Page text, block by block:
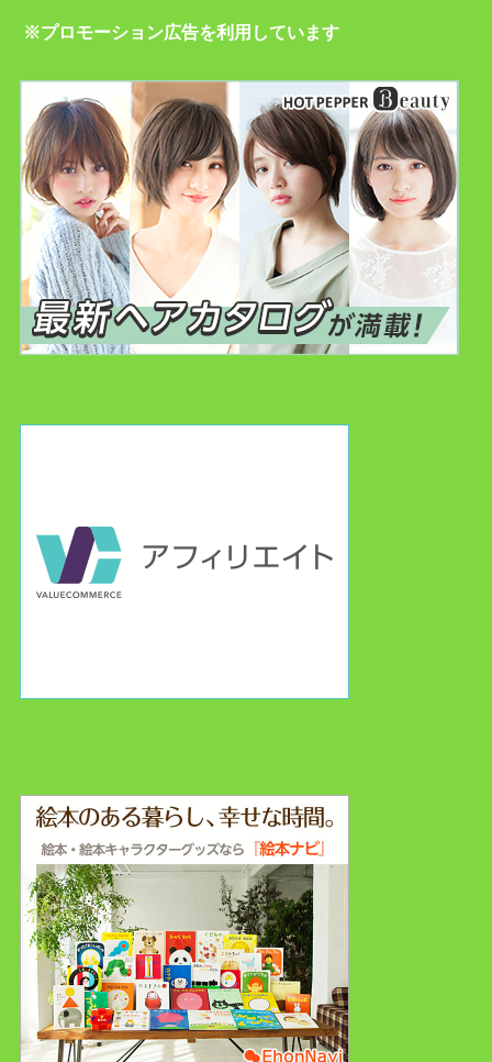
※プロモーション広告を利用しています